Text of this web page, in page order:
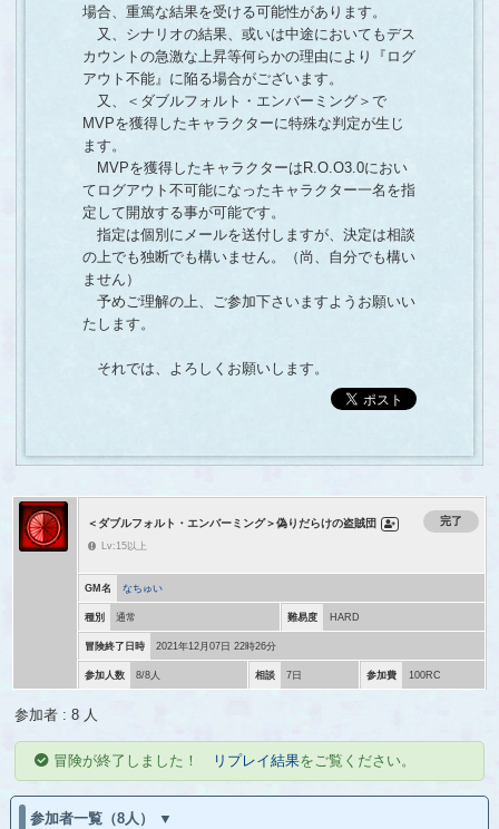
場合、重篤な結果を受ける可能性があります。
又、シナリオの結果、或いは中途においてもデス
カウントの急激な上昇等何らかの理由により『ログ
アウト不能』に陥る場合がございます。
又、＜ダブルフォルト・エンバーミング＞で
MVPを獲得したキャラクターに特殊な判定が生じ
ます。
MVPを獲得したキャラクターはR.O.O3.0におい
てログアウト不可能になったキャラクター一名を指
定して開放する事が可能です。
指定は個別にメールを送付しますが、決定は相談
の上でも独断でも構いません。（尚、自分でも構い
ません）
予めご理解の上、ご参加下さいますようお願いい
たします。
それでは、よろしくお願いします。
＜ダブルフォルト・エンバーミング＞偽りだらけの盗賊団
Lv:15以上
完了
GM名 なちゅい
種別 通常 難易度 HARD
冒険終了日時 2021年12月07日 22時26分
参加人数 8/8人 相談 7日 参加費 100RC
参加者 : 8 人
冒険が終了しました！ リプレイ結果をご覧ください。
参加者一覧（8人）